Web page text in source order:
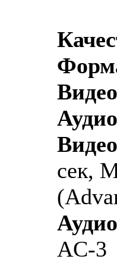
Видео
сек,
Аудио
AC-3